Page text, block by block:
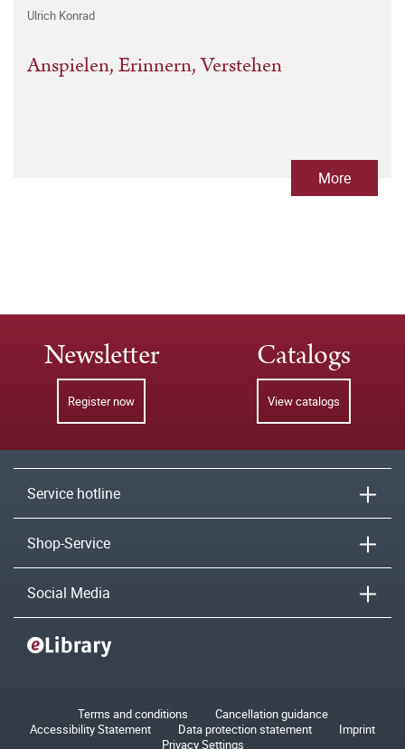
Ulrich Konrad
Anspielen, Erinnern, Verstehen
More
Newsletter
Register now
Catalogs
View catalogs
Service hotline
Shop-Service
Social Media
Terms and conditions
Cancellation guidance
Accessibility Statement
Data protection statement
Imprint
Privacy Settings